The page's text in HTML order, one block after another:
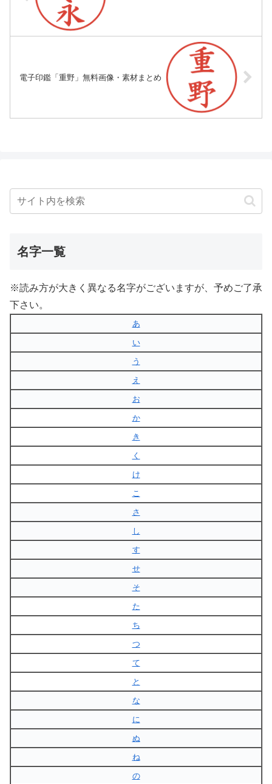
電子印鑑「重野」無料画像・素材まとめ
名字一覧
※読み方が大きく異なる名字がございますが、予めご了承
下さい。
あ
い
う
え
お
か
き
く
け
こ
さ
し
す
せ
そ
た
ち
つ
て
と
な
に
ぬ
ね
の